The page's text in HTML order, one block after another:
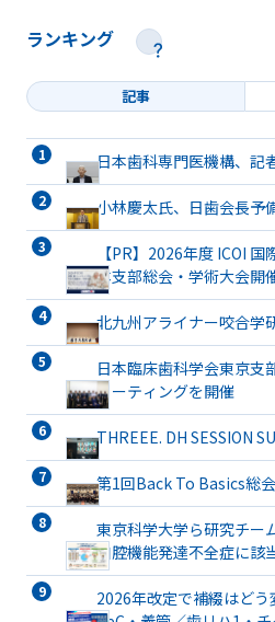
ランキング
記事
日本歯科専門医機構、記
小林慶太氏、日歯会長予
【PR】2026年度 ICOI
本支部総会・学術大会開
北九州アライナー咬合学
日本臨床歯科学会東京支
ミーティングを開催
THREEE. DH SESSION
第1回Back To Basics総
東京科学大学ら研究チー
口腔機能発達不全症に該
2026年改定で補綴はどう